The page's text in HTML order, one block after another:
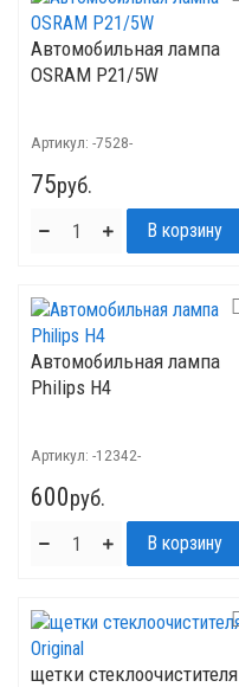
Автомобильная лампа
OSRAM P21/5W
Артикул: -7528-
75руб.
Автомобильная лампа
Philips H4
Артикул: -12342-
600руб.
щетки стеклоочистителя